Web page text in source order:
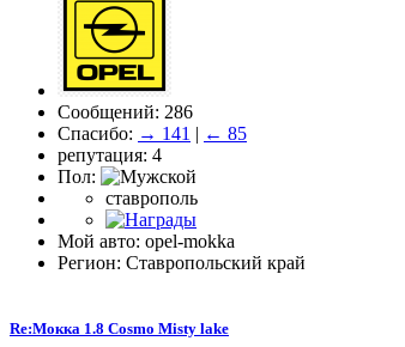
Сообщений: 286
Спасибо: → 141 | ← 85
репутация: 4
Пол:
ставрополь
Мой авто: opel-mokka
Регион: Ставропольский край
Re:Мокка 1.8 Cosmo Misty lake